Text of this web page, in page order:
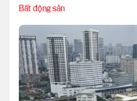
Bất động sản